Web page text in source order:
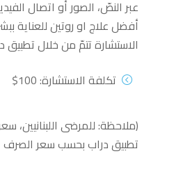
عبر النصّ، الصور أو اتصال
أفضل علاج او روتين للعناية
الاستشارة تتمّ من خلال تطبيق
تكلفة الاستشارة: 100$
(ملاحظة: للمرضى اللبنانيين،
تطبيق دراب بحسب سعر